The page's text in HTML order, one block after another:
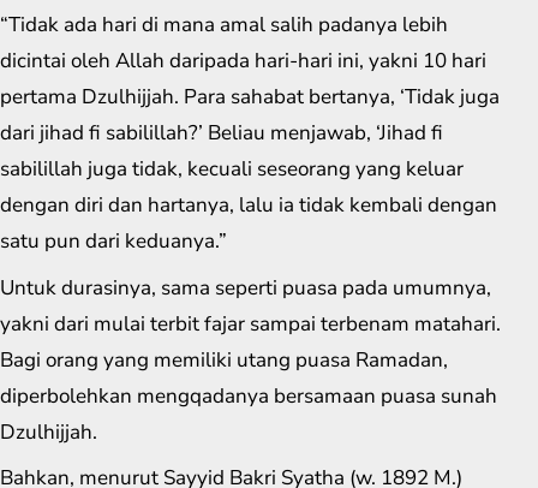
“Tidak ada hari di mana amal salih padanya lebih
dicintai oleh Allah daripada hari-hari ini, yakni 10 hari
pertama Dzulhijjah. Para sahabat bertanya, ‘Tidak juga
dari jihad fi sabilillah?’ Beliau menjawab, ‘Jihad fi
sabilillah juga tidak, kecuali seseorang yang keluar
dengan diri dan hartanya, lalu ia tidak kembali dengan
satu pun dari keduanya.”
Untuk durasinya, sama seperti puasa pada umumnya,
yakni dari mulai terbit fajar sampai terbenam matahari.
Bagi orang yang memiliki utang puasa Ramadan,
diperbolehkan mengqadanya bersamaan puasa sunah
Dzulhijjah.
Bahkan, menurut Sayyid Bakri Syatha (w. 1892 M.)